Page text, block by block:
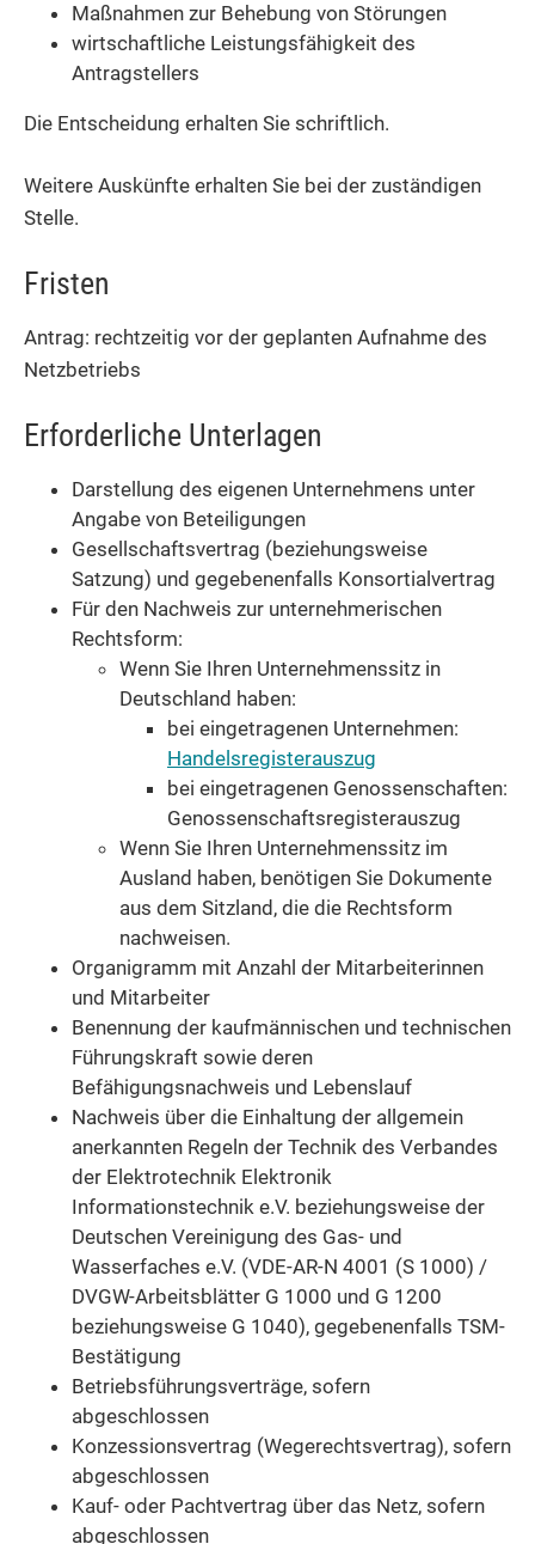
Maßnahmen zur Behebung von Störungen
wirtschaftliche Leistungsfähigkeit des
Antragstellers
Die Entscheidung erhalten Sie schriftlich.
Weitere Auskünfte erhalten Sie bei der zuständigen
Stelle.
Fristen
Antrag: rechtzeitig vor der geplanten Aufnahme des
Netzbetriebs
Erforderliche Unterlagen
Darstellung des eigenen Unternehmens unter
Angabe von Beteiligungen
Gesellschaftsvertrag (beziehungsweise
Satzung) und gegebenenfalls Konsortialvertrag
Für den Nachweis zur unternehmerischen
Rechtsform:
Wenn Sie Ihren Unternehmenssitz in
Deutschland haben:
bei eingetragenen Unternehmen:
Handelsregisterauszug
bei eingetragenen Genossenschaften:
Genossenschaftsregisterauszug
Wenn Sie Ihren Unternehmenssitz im
Ausland haben, benötigen Sie Dokumente
aus dem Sitzland, die die Rechtsform
nachweisen.
Organigramm mit Anzahl der Mitarbeiterinnen
und Mitarbeiter
Benennung der kaufmännischen und technischen
Führungskraft sowie deren
Befähigungsnachweis und Lebenslauf
Nachweis über die Einhaltung der allgemein
anerkannten Regeln der Technik des Verbandes
der Elektrotechnik Elektronik
Informationstechnik e.V. beziehungsweise der
Deutschen Vereinigung des Gas- und
Wasserfaches e.V. (VDE-AR-N 4001 (S 1000) /
DVGW-Arbeitsblätter G 1000 und G 1200
beziehungsweise G 1040), gegebenenfalls TSM-
Bestätigung
Betriebsführungsverträge, sofern
abgeschlossen
Konzessionsvertrag (Wegerechtsvertrag), sofern
abgeschlossen
Kauf- oder Pachtvertrag über das Netz, sofern
abgeschlossen